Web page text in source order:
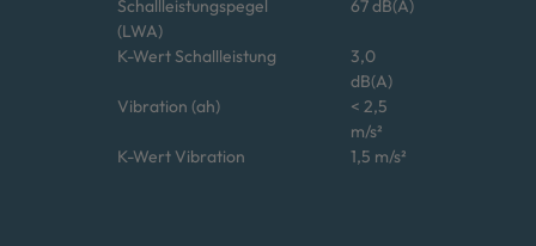
Schallleistungspegel
(LWA)
67 dB(A)
K-Wert Schallleistung
3,0
dB(A)
Vibration (ah)
< 2,5
m/s²
K-Wert Vibration
1,5 m/s²